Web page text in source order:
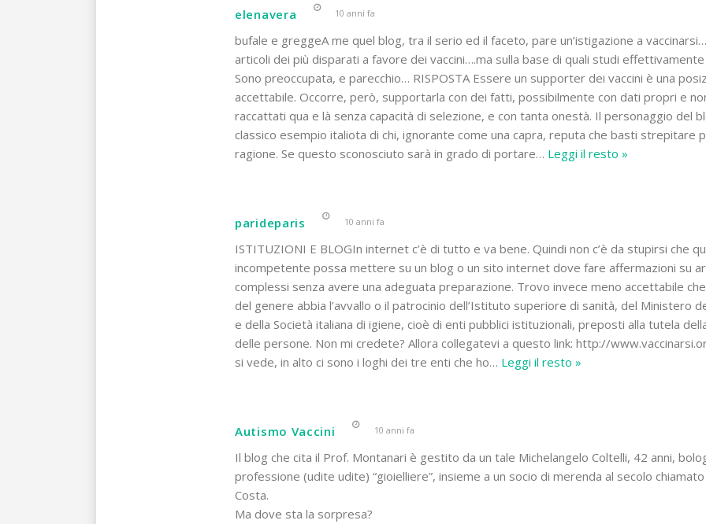
elenavera 10 anni fa
bufale e greggeA me quel blog, tra il serio ed il faceto, pare un’istigazione a
articoli dei più disparati a favore dei vaccini….ma sulla base di quali studi
Sono preoccupata, e parecchio… RISPOSTA Essere un supporter dei vaccini è una
accettabile. Occorre, però, supportarla con dei fatti, possibilmente con dati propri e
raccattati qua e là senza capacità di selezione, e con tanta onestà. Il personaggio del
classico esempio italiota di chi, ignorante come una capra, reputa che basti strepitare
ragione. Se questo sconosciuto sarà in grado di portare… Leggi il resto »
parideparis 10 anni fa
ISTITUZIONI E BLOGIn internet c’è di tutto e va bene. Quindi non c’è da stupirsi che
incompetente possa mettere su un blog o un sito internet dove fare affermazioni su
complessi senza avere una adeguata preparazione. Trovo invece meno accettabile
del genere abbia l’avvallo o il patrocinio dell’Istituto superiore di sanità, del Ministero
e della Società italiana di igiene, cioè di enti pubblici istituzionali, preposti alla tutela
delle persone. Non mi credete? Allora collegatevi a questo link: http://
si vede, in alto ci sono i loghi dei tre enti che ho… Leggi il resto »
Autismo Vaccini 10 anni fa
Il blog che cita il Prof. Montanari è gestito da un tale Michelangelo Coltelli, 42 anni,
professione (udite udite) “gioielliere”, insieme a un socio di merenda al secolo
Costa.
Ma dove sta la sorpresa?